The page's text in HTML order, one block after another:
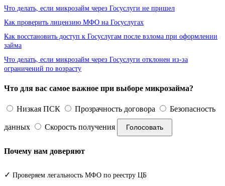
Что делать, если микрозайм через Госуслуги не пришел
Как проверить лицензию МФО на Госуслугах
Как восстановить доступ к Госуслугам после взлома при оформлении
займа
Что делать, если микрозайм через Госуслуги отклонен из-за
ограничений по возрасту
Что для вас самое важное при выборе микрозайма?
Низкая ПСК Прозрачность договора Безопасность
данных Скорость получения Голосовать
Почему нам доверяют
✓ Проверяем легальность МФО по реестру ЦБ